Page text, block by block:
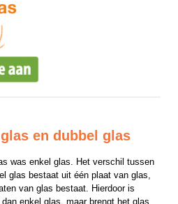
en dubbel glas
was enkel glas. Het verschil tussen
glas bestaat uit één plaat van glas,
van glas bestaat. Hierdoor is
enkel glas, maar brengt het glas